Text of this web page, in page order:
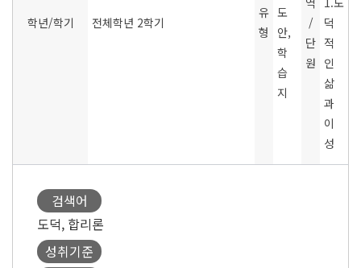
학년/학기 전체학년 2학기
유
형
도
안,
학
습
지
/
단
원
덕
적
인
삶
과
이
성
검색어
도덕, 합리론
성취기준